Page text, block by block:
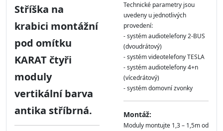
Stříška na
krabici montážní
pod omítku
KARAT čtyři
moduly
vertikální barva
antika stříbrná.
Technické parametry jsou
uvedeny u jednotlivých
provedení:
- systém audiotelefony 2-BUS
(dvoudrátový)
- systém videotelefony TESLA
- systém audiotelefony 4+n
(vícedrátový)
- systém domovní zvonky
Montáž:
Moduly montujte 1,3 – 1,5m od